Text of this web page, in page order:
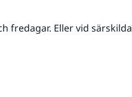
fredagar. Eller vid särskilda